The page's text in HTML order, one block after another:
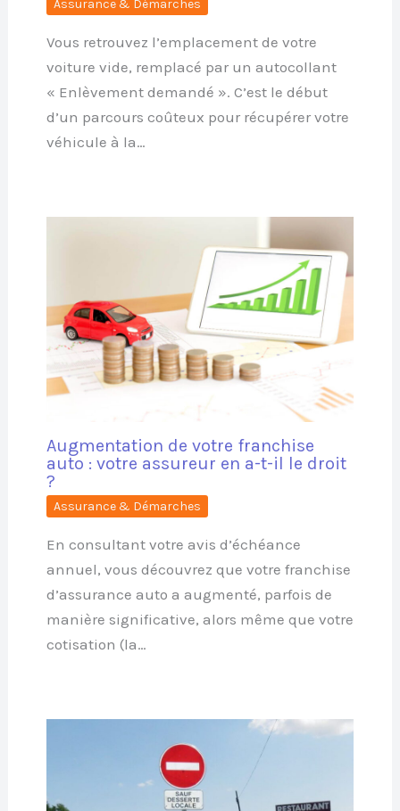
Assurance & Démarches
Vous retrouvez l’emplacement de votre
voiture vide, remplacé par un autocollant
« Enlèvement demandé ». C’est le début
d’un parcours coûteux pour récupérer votre
véhicule à la…
Augmentation de votre franchise
auto : votre assureur en a-t-il le droit
?
Assurance & Démarches
En consultant votre avis d’échéance
annuel, vous découvrez que votre franchise
d’assurance auto a augmenté, parfois de
manière significative, alors même que votre
cotisation (la…